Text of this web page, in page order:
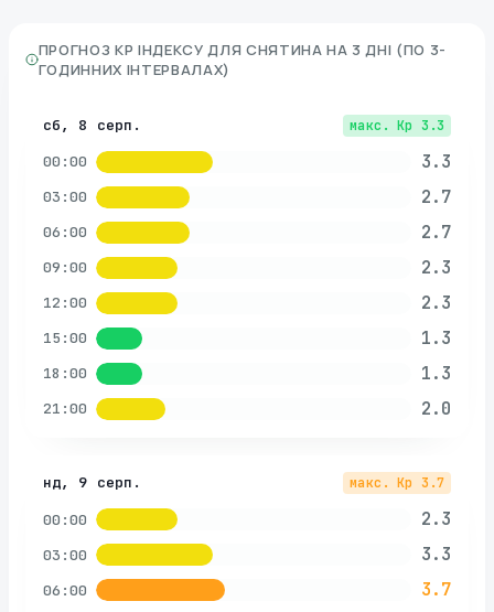
ПРОГНОЗ KP ІНДЕКСУ ДЛЯ СНЯТИНА НА 3 ДНІ (ПО 3-
ГОДИННИХ ІНТЕРВАЛАХ)
сб, 8 серп. макс. Kp 3.3
00:00 3.3
03:00 2.7
06:00 2.7
09:00 2.3
12:00 2.3
15:00 1.3
18:00 1.3
21:00 2.0
нд, 9 серп. макс. Kp 3.7
00:00 2.3
03:00 3.3
06:00 3.7